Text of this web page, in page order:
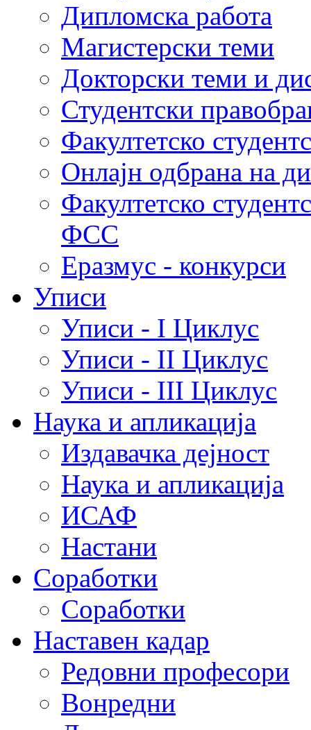
Дипломска работа
Магистерски теми
Докторски теми и
Студентски
Факултетско
Онлајн одбрана на
Факултетско
ФСС
Еразмус - конкурси
Уписи
Уписи - I Циклус
Уписи - II Циклус
Уписи - III Циклус
Наука и апликација
Издавачка дејност
Наука и апликација
ИСАФ
Настани
Соработки
Соработки
Наставен кадар
Редовни професори
Вонредни